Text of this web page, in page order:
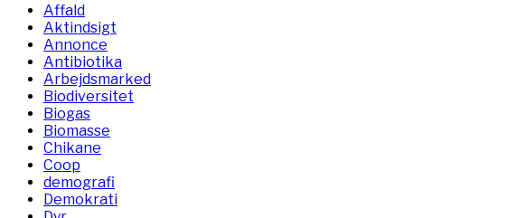
Affald
Aktindsigt
Annonce
Antibiotika
Arbejdsmarked
Biodiversitet
Biogas
Biomasse
Chikane
Coop
demografi
Demokrati